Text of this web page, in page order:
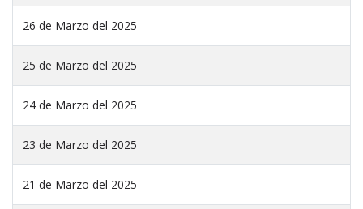
26 de Marzo del 2025
25 de Marzo del 2025
24 de Marzo del 2025
23 de Marzo del 2025
21 de Marzo del 2025